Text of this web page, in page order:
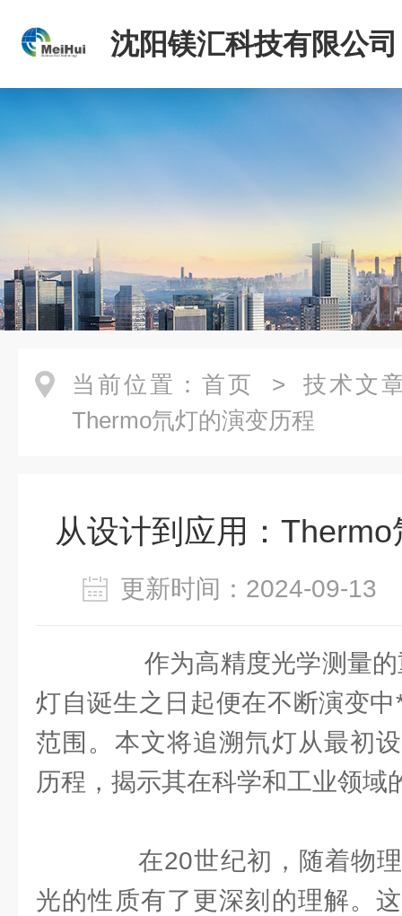
沈阳镁汇科技有限公司
当前位置： 首页 > 技术文
Thermo氘灯的演变历程
从设计到应用：
更新时间：2024-09-
作为高精度光学测量的
灯自诞生之日起便在不断演变
范围。本文将追溯氘灯从最初
历程，揭示其在科学和工业领域
在20世纪初，随着物理
光的性质有了更深刻的理解。